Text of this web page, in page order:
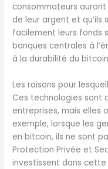
consommateurs
de leur argent et
facilement leurs fonds
banques centrales à
à la durabilité du
Les raisons pour
Ces technologies sont
entreprises, mais elles
exemple, lorsque les
en bitcoin, ils ne sont
Protection Privée et
investissent dans